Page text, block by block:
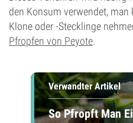
den Konsum verwendet,
Klone oder -Stecklinge
Pfropfen von Peyote.
Verwandter Artikel
So Pfropft Man